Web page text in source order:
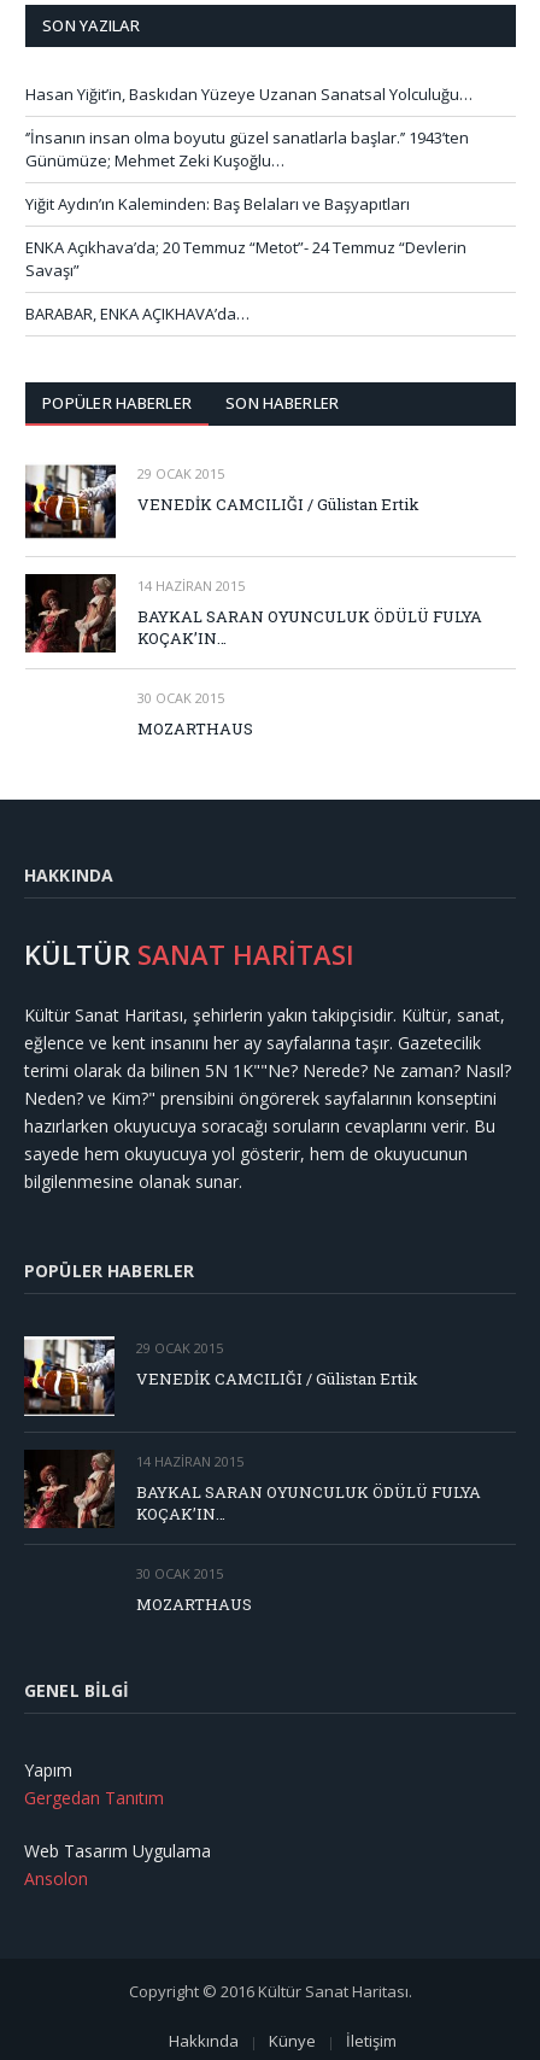
SON YAZILAR
Hasan Yiğit’in, Baskıdan Yüzeye Uzanan Sanatsal Yolculuğu…
‘’İnsanın insan olma boyutu güzel sanatlarla başlar.’’ 1943’ten
Günümüze; Mehmet Zeki Kuşoğlu…
Yiğit Aydın’ın Kaleminden: Baş Belaları ve Başyapıtları
ENKA Açıkhava’da; 20 Temmuz “Metot”- 24 Temmuz “Devlerin
Savaşı”
BARABAR, ENKA AÇIKHAVA’da…
POPÜLER HABERLER SON HABERLER
29 OCAK 2015
VENEDİK CAMCILIĞI / Gülistan Ertik
14 HAZIRAN 2015
BAYKAL SARAN OYUNCULUK ÖDÜLÜ FULYA
KOÇAK’IN…
30 OCAK 2015
MOZARTHAUS
HAKKINDA
KÜLTÜR SANAT HARİTASI
Kültür Sanat Haritası, şehirlerin yakın takipçisidir. Kültür, sanat,
eğlence ve kent insanını her ay sayfalarına taşır. Gazetecilik
terimi olarak da bilinen 5N 1K""Ne? Nerede? Ne zaman? Nasıl?
Neden? ve Kim?" prensibini öngörerek sayfalarının konseptini
hazırlarken okuyucuya soracağı soruların cevaplarını verir. Bu
sayede hem okuyucuya yol gösterir, hem de okuyucunun
bilgilenmesine olanak sunar.
POPÜLER HABERLER
29 OCAK 2015
VENEDİK CAMCILIĞI / Gülistan Ertik
14 HAZIRAN 2015
BAYKAL SARAN OYUNCULUK ÖDÜLÜ FULYA
KOÇAK’IN…
30 OCAK 2015
MOZARTHAUS
GENEL BILGI
Yapım
Gergedan Tanıtım
Web Tasarım Uygulama
Ansolon
Copyright © 2016 Kültür Sanat Haritası.
Hakkında Künye İletişim